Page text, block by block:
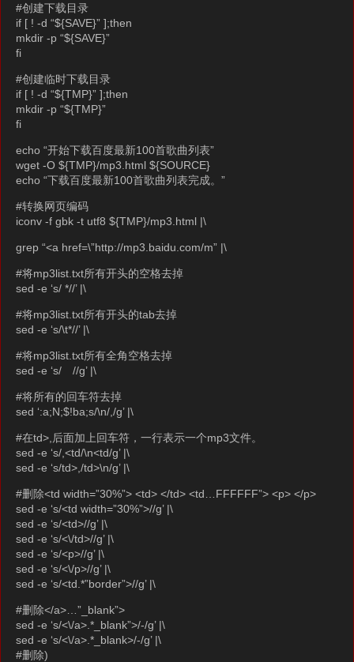
#创建下载目录
if [ ! -d “${SAVE}” ];then
mkdir -p “${SAVE}”
fi
#创建临时下载目录
if [ ! -d “${TMP}” ];then
mkdir -p “${TMP}”
fi
echo “开始下载百度最新100首歌曲列表”
wget -O ${TMP}/mp3.html ${SOURCE}
echo “下载百度最新100首歌曲列表完成。”
#转换网页编码
iconv -f gbk -t utf8 ${TMP}/mp3.html |\
grep “<a href=\”http://mp3.baidu.com/m” |\
#将mp3list.txt所有开头的空格去掉
sed -e ‘s/ *//’ |\
#将mp3list.txt所有开头的tab去掉
sed -e ‘s/\t*//’ |\
#将mp3list.txt所有全角空格去掉
sed -e ‘s/ //g’ |\
#将所有的回车符去掉
sed ‘:a;N;$!ba;s/\n/,/g’ |\
#在td>,后面加上回车符，一行表示一个mp3文件。
sed -e ‘s/,<td/\n<td/g’ |\
sed -e ‘s/td>,/td>\n/g’ |\
#删除<td width=”30%”> <td> </td> <td…FFFFFF”> <p> </p>
sed -e ‘s/<td width=”30%”>//g’ |\
sed -e ‘s/<td>//g’ |\
sed -e ‘s/<\/td>//g’ |\
sed -e ‘s/<p>//g’ |\
sed -e ‘s/<\/p>//g’ |\
sed -e ‘s/<td.*”border”>//g’ |\
#删除</a>…”_blank”>
sed -e ‘s/<\/a>.*_blank”>/-/g’ |\
sed -e ‘s/<\/a>.*_blank>/-/g’ |\
#删除)